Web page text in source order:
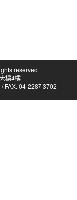
reserved
樓4樓
FAX. 04-2287 3702